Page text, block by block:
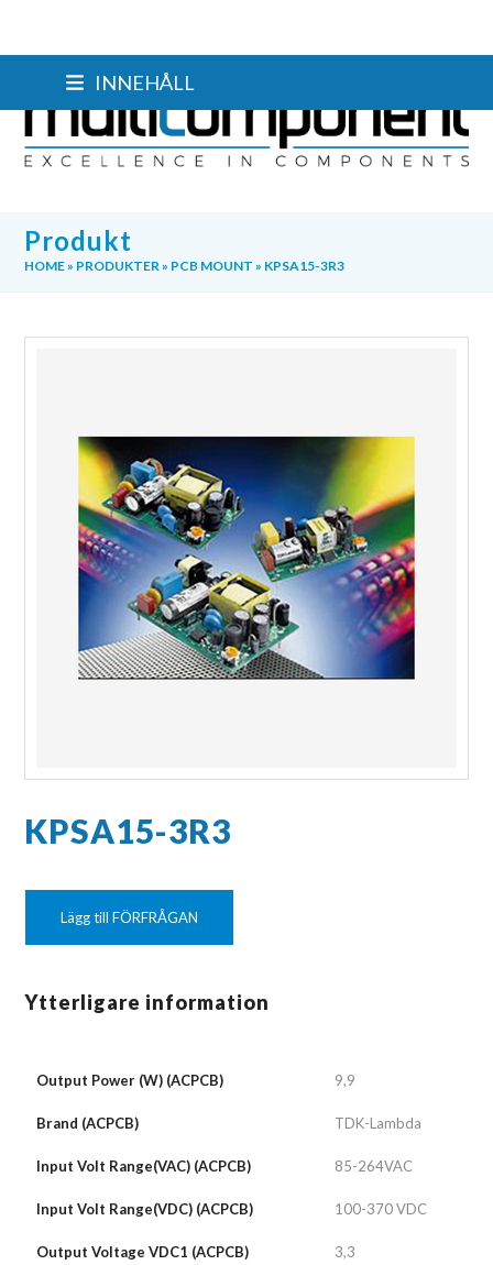
INNEHÅLL
Produkt
HOME» PRODUKTER» PCB MOUNT » KPSA15-3R3
KPSA15-3R3
Lägg till FÖRFRÅGAN
Ytterligare information
Output Power (W) (ACPCB) 9,9
Brand (ACPCB) TDK-Lambda
Input Volt Range(VAC) (ACPCB) 85-264VAC
Input Volt Range(VDC) (ACPCB) 100-370 VDC
Output Voltage VDC1 (ACPCB) 3,3